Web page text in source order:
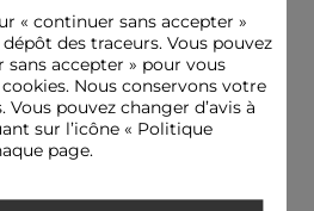
bouffantes s'accompagne de
pour une allure féminine et
Robes courtes
« continuer sans accepter»
des traceurs. Vous pouvez
accepter » pour vous
Nous conservons votre
Vous pouvez changer d’avis à
sur l’icône « Politique
page.